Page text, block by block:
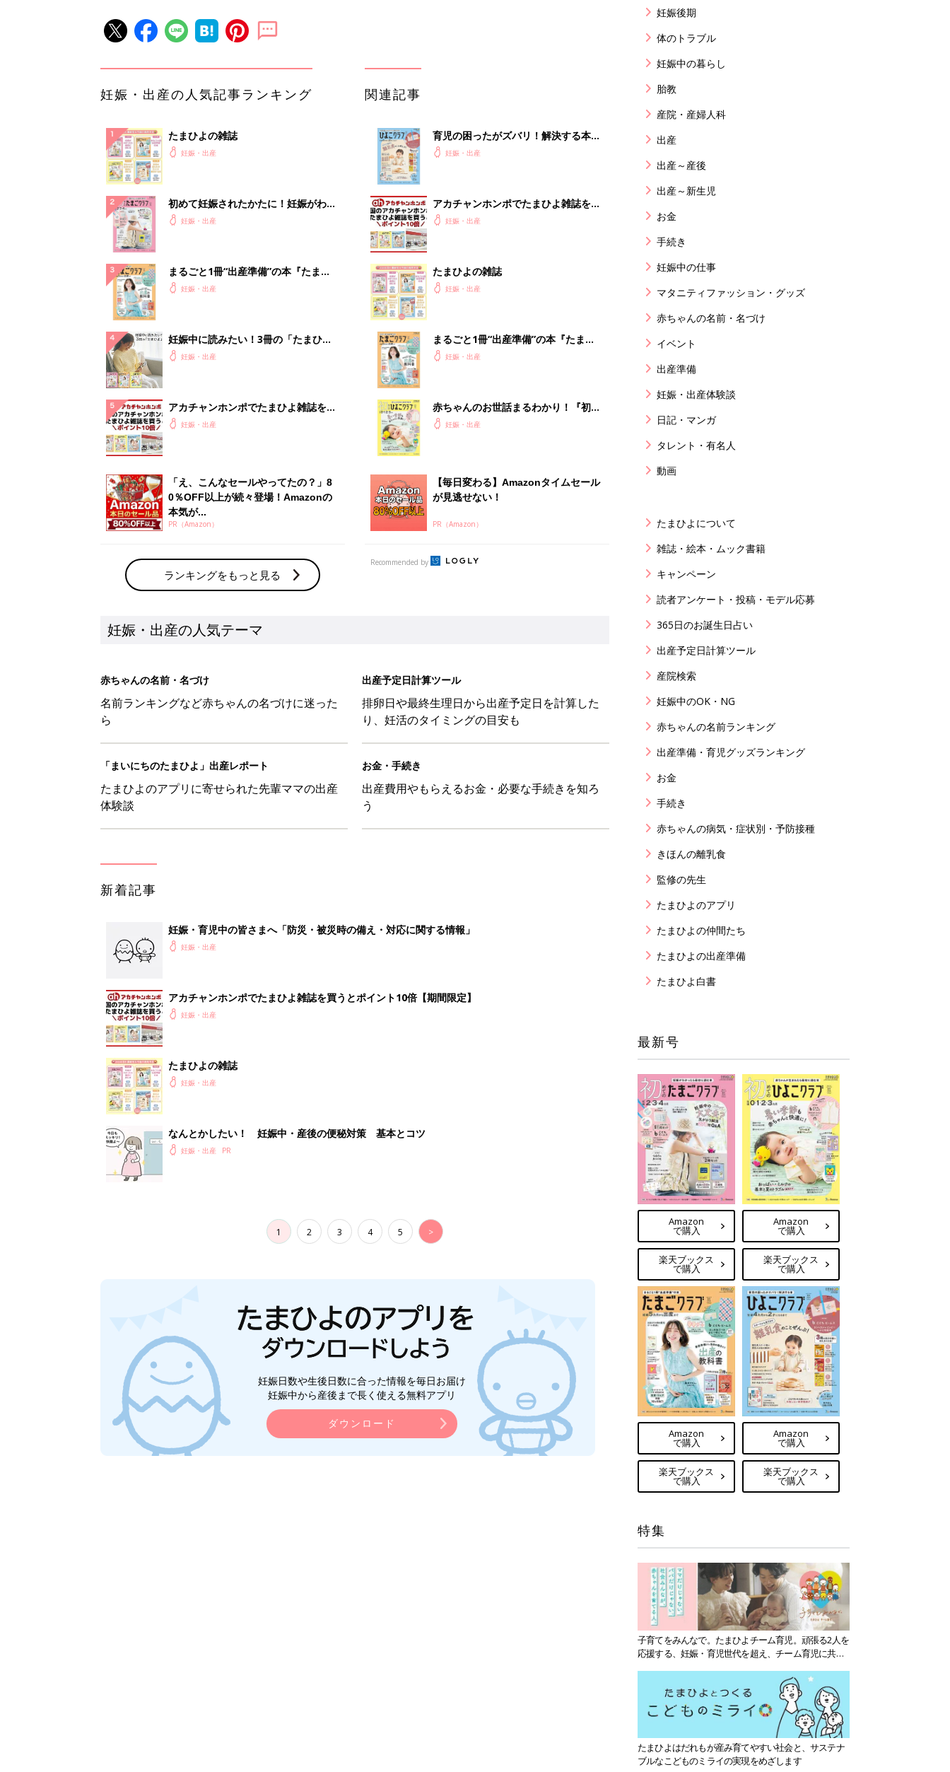
妊娠・出産の人気記事ランキング
たまひよの雑誌
妊娠・出産
初めて妊娠されたかたに！妊娠がわか
ったら最初に読む本『初めてのたまご
妊娠・出産
まるごと1冊“出産準備”の本『たまご
クラブ 夏号』〈スペシャル大特集〉
妊娠・出産
妊娠中に読みたい！3冊の「たまひ
よ」妊娠・出産
アカチャンホンポでたまひよ雑誌を買
うとポイント10倍【期間限定】
妊娠・出産
「え、こんなセールやってたの？」8
0％OFF以上が続々登場！Amazonの
本気が...
PR（Amazon）
ランキングをもっと見る
関連記事
育児の困ったがズバリ！解決する本
『ひよこクラブ 秋号』 4カ月～2才
妊娠・出産
アカチャンホンポでたまひよ雑誌を買
うとポイント10倍【期間限定】
妊娠・出産
たまひよの雑誌
妊娠・出産
まるごと1冊“出産準備”の本『たまご
クラブ 夏号』〈スペシャル大特集〉
妊娠・出産
赤ちゃんのお世話まるわかり！『初め
てのひよこクラブ 夏号』〈巻頭大特
妊娠・出産
【毎日変わる】Amazonタイムセール
が見逃せない！
PR（Amazon）
Recommended by
妊娠・出産の人気テーマ
赤ちゃんの名前・名づけ
名前ランキングなど赤ちゃんの名づけに迷った
ら
出産予定日計算ツール
排卵日や最終生理日から出産予定日を計算した
り、妊活のタイミングの目安も
「まいにちのたまひよ」出産レポート
たまひよのアプリに寄せられた先輩ママの出産
体験談
お金・手続き
出産費用やもらえるお金・必要な手続きを知ろ
う
新着記事
妊娠・育児中の皆さまへ「防災・被災時の備え・対応に関する情報」
妊娠・出産
アカチャンホンポでたまひよ雑誌を買うとポイント10倍【期間限定】
妊娠・出産
たまひよの雑誌
妊娠・出産
なんとかしたい！ 妊娠中・産後の便秘対策 基本とコツ
妊娠・出産
1 2 3 4 5 >
妊娠日数や生後日数に合った情報を毎日お届け
妊娠中から産後まで長く使える無料アプリ
ダウンロード
妊娠後期
体のトラブル
妊娠中の暮らし
胎教
産院・産婦人科
出産
出産～産後
出産～新生児
お金
手続き
妊娠中の仕事
マタニティファッション・グッズ
赤ちゃんの名前・名づけ
イベント
出産準備
妊娠・出産体験談
日記・マンガ
タレント・有名人
動画
たまひよについて
雑誌・絵本・ムック書籍
キャンペーン
読者アンケート・投稿・モデル応募
365日のお誕生日占い
出産予定日計算ツール
産院検索
妊娠中のOK・NG
赤ちゃんの名前ランキング
出産準備・育児グッズランキング
お金
手続き
赤ちゃんの病気・症状別・予防接種
きほんの離乳食
監修の先生
たまひよのアプリ
たまひよの仲間たち
たまひよの出産準備
たまひよ白書
最新号
Amazon
で購入
楽天ブックス
で購入
Amazon
で購入
楽天ブックス
で購入
Amazon
で購入
楽天ブックス
で購入
Amazon
で購入
楽天ブックス
で購入
特集
子育てをみんなで。たまひよチーム育児。頑張る2人を
応援する、妊娠・育児世代を超え、チーム育児に共感
たまひよはだれもが産み育てやすい社会と、サステナ
ブルなこどものミライの実現をめざします